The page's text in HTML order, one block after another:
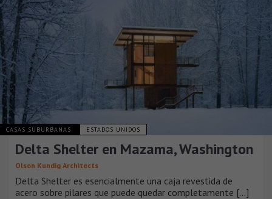
CASAS SUBURBANAS ESTADOS UNIDOS
Delta Shelter en Mazama, Washington
Olson Kundig Architects
Delta Shelter es esencialmente una caja revestida de
acero sobre pilares que puede quedar completamente [...]